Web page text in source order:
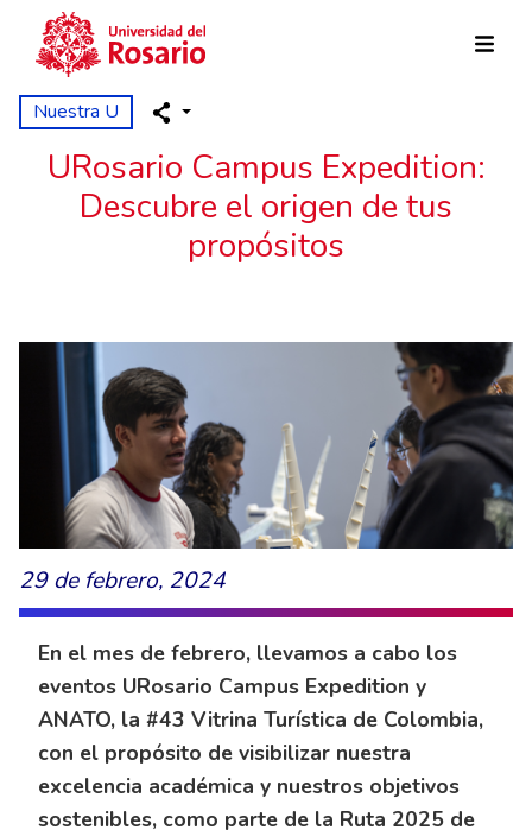
Pasar al contenido principal
Nuestra U
URosario Campus Expedition:
Descubre el origen de tus
propósitos
29 de febrero, 2024
En el mes de febrero, llevamos a cabo los
eventos URosario Campus Expedition y
ANATO, la #43 Vitrina Turística de Colombia,
con el propósito de visibilizar nuestra
excelencia académica y nuestros objetivos
sostenibles, como parte de la Ruta 2025 de